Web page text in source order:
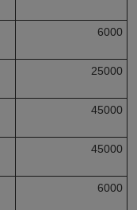
6000
25000
45000
45000
6000